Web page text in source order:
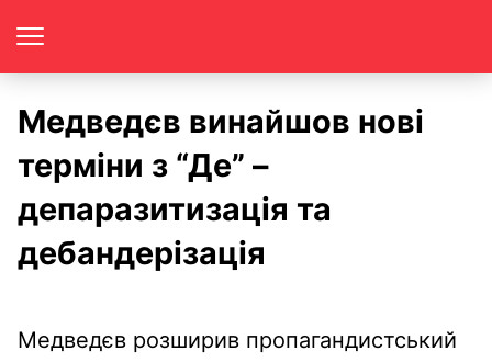
Медведєв винайшов нові
терміни з “Де” –
депаразитизація та
дебандерізація
Медведєв розширив пропагандистський